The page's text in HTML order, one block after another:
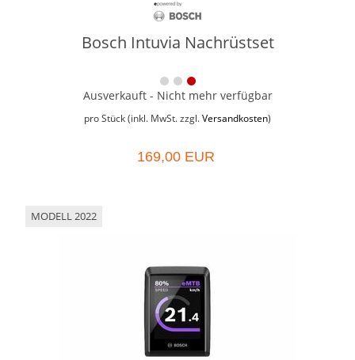
Bosch Intuvia Nachrüstset
Ausverkauft - Nicht mehr verfügbar
pro Stück (inkl. MwSt. zzgl. Versandkosten)
169,00 EUR
MODELL 2022